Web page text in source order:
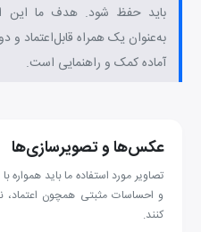
باید حفظ شود. هدف ما این
به‌عنوان یک همراه قابل‌اعتماد و
آماده کمک و راهنمایی است.
عکس‌ها و تصویرسازی‌ها
تصاویر مورد استفاده ما باید
و احساسات مثبتی همچون اعتماد،
کنند.